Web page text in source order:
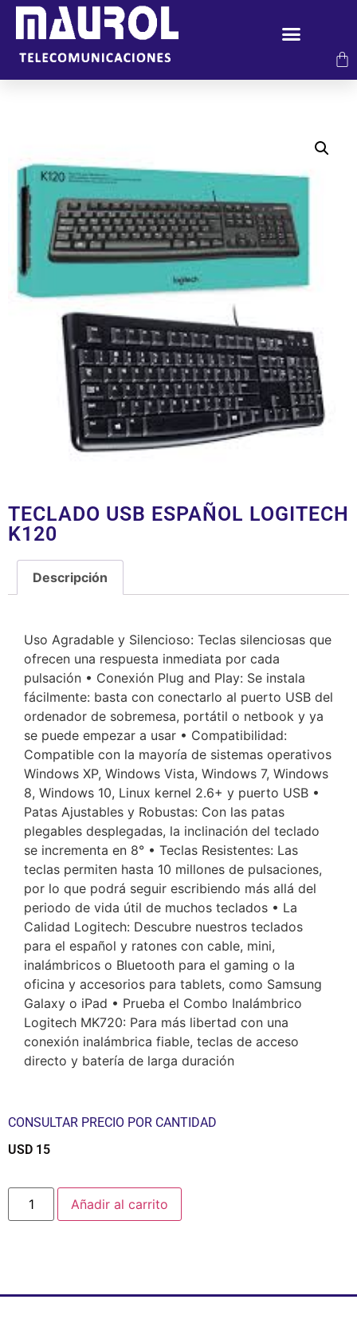
TECLADO USB ESPAÑOL LOGITECH
K120
Descripción
Uso Agradable y Silencioso: Teclas silenciosas que
ofrecen una respuesta inmediata por cada
pulsación • Conexión Plug and Play: Se instala
fácilmente: basta con conectarlo al puerto USB del
ordenador de sobremesa, portátil o netbook y ya
se puede empezar a usar • Compatibilidad:
Compatible con la mayoría de sistemas operativos
Windows XP, Windows Vista, Windows 7, Windows
8, Windows 10, Linux kernel 2.6+ y puerto USB •
Patas Ajustables y Robustas: Con las patas
plegables desplegadas, la inclinación del teclado
se incrementa en 8° • Teclas Resistentes: Las
teclas permiten hasta 10 millones de pulsaciones,
por lo que podrá seguir escribiendo más allá del
periodo de vida útil de muchos teclados • La
Calidad Logitech: Descubre nuestros teclados
para el español y ratones con cable, mini,
inalámbricos o Bluetooth para el gaming o la
oficina y accesorios para tablets, como Samsung
Galaxy o iPad • Prueba el Combo Inalámbrico
Logitech MK720: Para más libertad con una
conexión inalámbrica fiable, teclas de acceso
directo y batería de larga duración
CONSULTAR PRECIO POR CANTIDAD
USD 15
Añadir al carrito